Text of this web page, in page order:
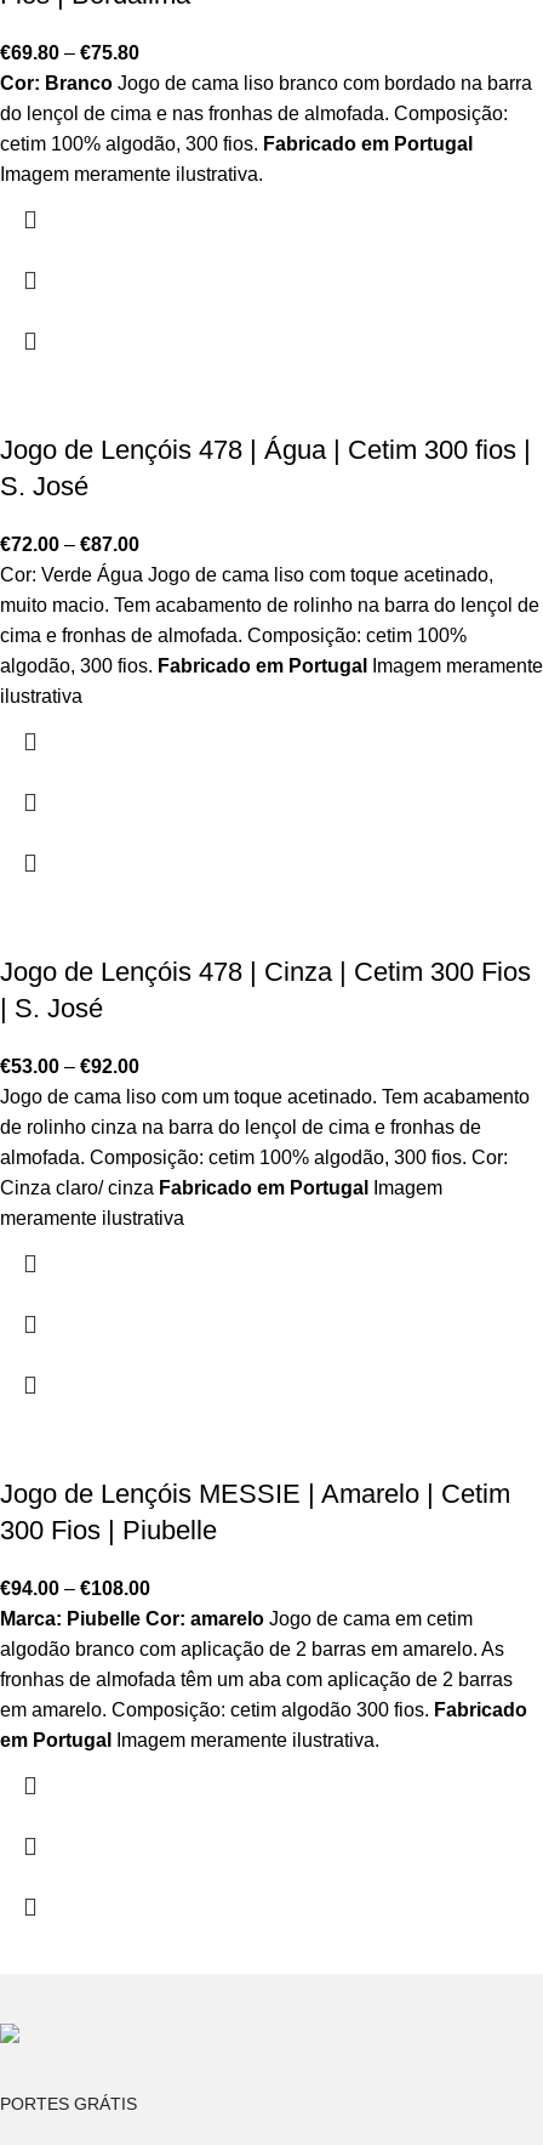
€69.80 – €75.80
Cor: Branco Jogo de cama liso branco com bordado na barra
do lençol de cima e nas fronhas de almofada. Composição:
cetim 100% algodão, 300 fios. Fabricado em Portugal
Imagem meramente ilustrativa.
Jogo de Lençóis 478 | Água | Cetim 300 fios |
S. José
€72.00 – €87.00
Cor: Verde Água Jogo de cama liso com toque acetinado,
muito macio. Tem acabamento de rolinho na barra do lençol de
cima e fronhas de almofada. Composição: cetim 100%
algodão, 300 fios. Fabricado em Portugal
Imagem meramente
ilustrativa
Jogo de Lençóis 478 | Cinza | Cetim 300 Fios
| S. José
€53.00 – €92.00
Jogo de cama liso com um toque acetinado. Tem acabamento
de rolinho cinza na barra do lençol de cima e fronhas de
almofada. Composição: cetim 100% algodão, 300 fios. Cor:
Cinza claro/ cinza Fabricado em Portugal
Imagem
meramente ilustrativa
Jogo de Lençóis MESSIE | Amarelo | Cetim
300 Fios | Piubelle
€94.00 – €108.00
Marca: Piubelle Cor: amarelo Jogo de cama em cetim
algodão branco com aplicação de 2 barras em amarelo. As
fronhas de almofada têm um aba com aplicação de 2 barras
em amarelo. Composição: cetim algodão 300 fios. Fabricado
em Portugal
Imagem meramente ilustrativa.
PORTES GRÁTIS